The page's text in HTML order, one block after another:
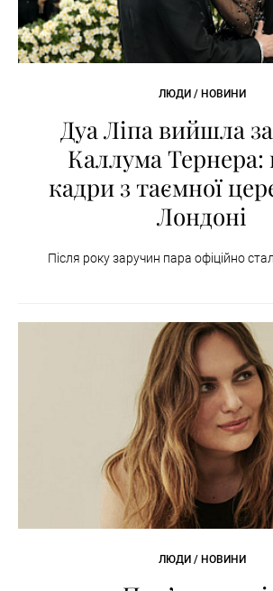
ЛЮДИ / НОВИНИ
Дуа Ліпа вийшла
Каллума Тернера:
кадри з таємної
Лондоні
Після року заручин пара офіційно
ЛЮДИ / НОВИНИ